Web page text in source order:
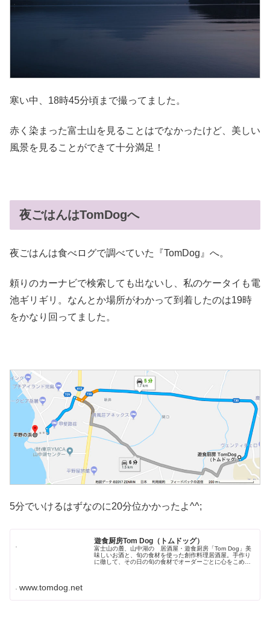
寒い中、18時45分頃まで撮ってました。
赤く染まった富士山を見ることはでなかったけど、美しい
風景を見ることができて十分満足！
夜ごはんはTomDogへ
夜ごはんは食べログで調べていた『TomDog』へ。
頼りのカーナビで検索しても出ないし、私のケータイも電
池ギリギリ。なんとか場所がわかって到着したのは19時
をかなり回ってました。
5分でいけるはずなのに20分位かかったよ^^;
遊食厨房Tom Dog（トムドッグ）
富士山の麓、山中湖の 居酒屋・遊食厨房「Tom Dog」美
味しいお酒と、旬の食材を使った創作料理居酒屋。手作り
に徹して、その日の旬の食材でオーダーごとに心をこめて
www.tomdog.net